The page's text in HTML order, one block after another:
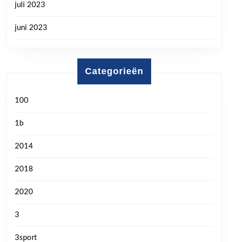
juli 2023
juni 2023
Categorieën
100
1b
2014
2018
2020
3
3sport